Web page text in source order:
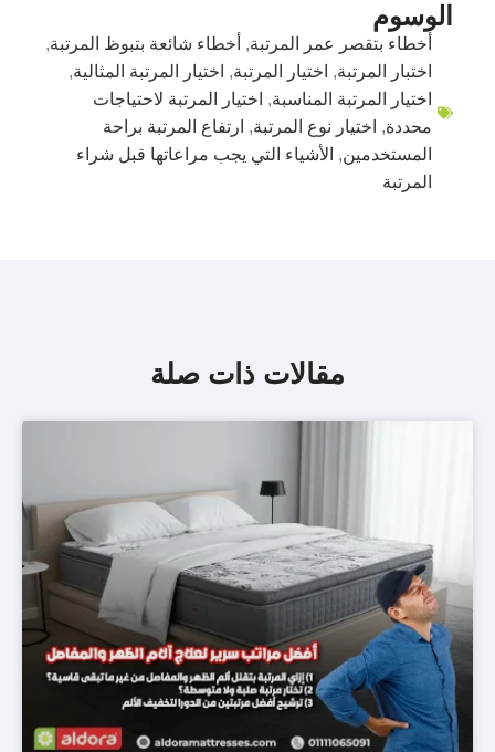
الوسوم
أخطاء بتقصر عمر المرتبة, أخطاء شائعة بتبوظ المرتبة,
اختبار المرتبة, اختيار المرتبة, اختيار المرتبة المثالية,
اختيار المرتبة المناسبة, اختيار المرتبة لاحتياجات
محددة, اختيار نوع المرتبة, ارتفاع المرتبة براحة
المستخدمين, الأشياء التي يجب مراعاتها قبل شراء
المرتبة
مقالات ذات صلة